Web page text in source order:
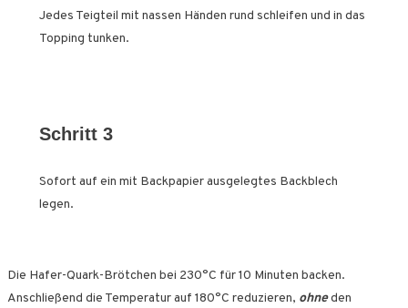
Jedes Teigteil mit nassen Händen rund schleifen und in das
Topping tunken.
Schritt 3
Sofort auf ein mit Backpapier ausgelegtes Backblech
legen.
Die Hafer-Quark-Brötchen bei 230°C für 10 Minuten backen.
Anschließend die Temperatur auf 180°C reduzieren, ohneden